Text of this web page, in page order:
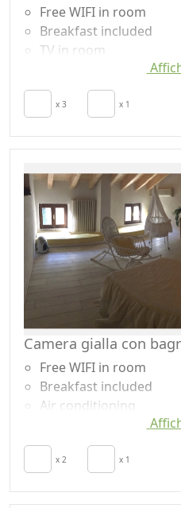
Free WIFI in room
Breakfast included
TV in room
Crib
Sèche-cheveux
Towels
Cupboard or
Wardrobe
x 3 x 1
Camera gialla con
Free WIFI in room
Breakfast included
Air conditioning
Autonomous heating
Crib
Sèche-cheveux
Draps
x 2 x 1